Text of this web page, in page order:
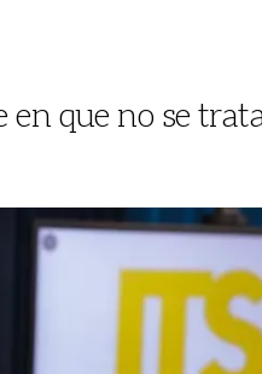
que no se